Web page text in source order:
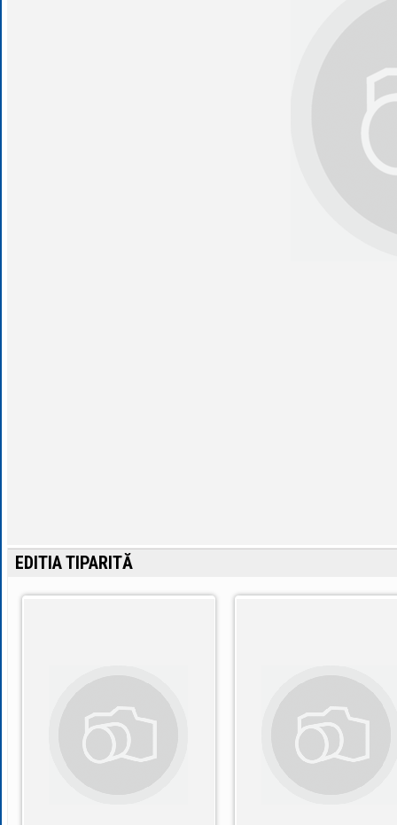
EDITIA TIPARITĂ